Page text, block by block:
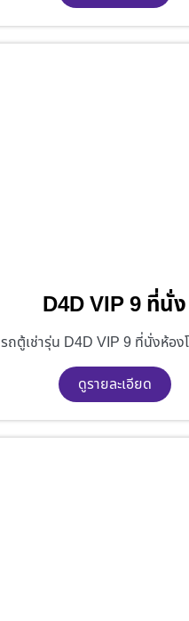
D4D VIP 9 ที่นั่ง
รถตู้เช่ารุ่น D4D VIP 9 ที่นั่งห้อง
ดูรายละเอียด